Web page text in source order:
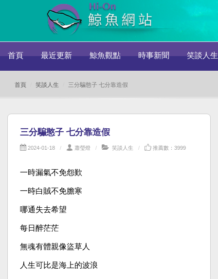
首頁 最近更新 鯨魚觀點 時事新聞 笑談人生
首頁 笑談人生 三分騙憨子 七分靠造假
三分騙憨子 七分靠造假
2024-01-18 蕭瑩燈 笑談人生 推薦數：3999
一時漏氣不免怨歎
一時白賊不免膽寒
哪通失去希望
每日醉茫茫
無魂有體親像盜草人
人生可比是海上的波浪